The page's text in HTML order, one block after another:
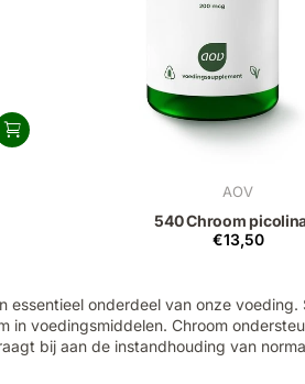
AOV
540 Chroom
€13,50
essentieel onderdeel van onze voeding.
in voedingsmiddelen. Chroom
bij aan de instandhouding van